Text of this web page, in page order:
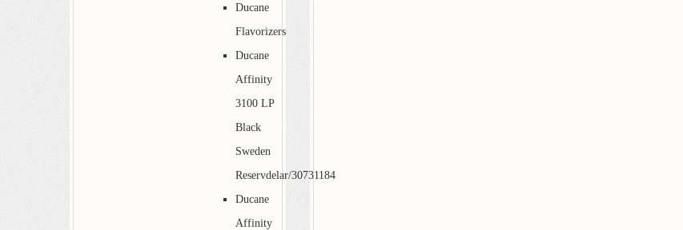
Ducane
Flavorizers
Ducane
Affinity
3100 LP
Black
Sweden
Reservdelar/30731184
Ducane
Affinity